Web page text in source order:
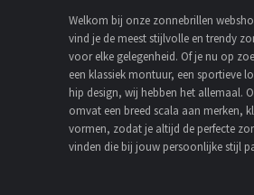
Welkom bij onze zonnebrillen
vind je de meest stijlvolle en trendy
voor elke gelegenheid. Of je nu op
een klassiek montuur, een sportieve
hip design, wij hebben het allemaal.
omvat een breed scala aan merken,
vormen, zodat je altijd de perfecte
vinden die bij jouw persoonlijke stijl